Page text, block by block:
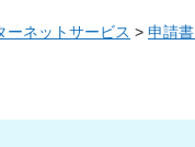
ーネットサービス > 申請